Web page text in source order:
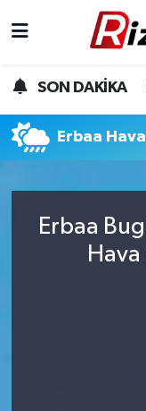
SON DAKİKA
Erbaa
Erbaa
Gündem
Yurttan
Teknoloji
Rize Hava
Rize Trafik
Tüm